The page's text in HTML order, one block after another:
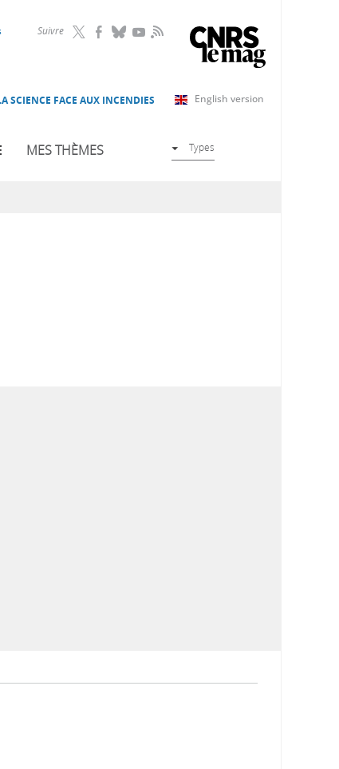
Suivre RSS
English version
SCIENCE FACE AUX INCENDIES
MES THÈMES Types